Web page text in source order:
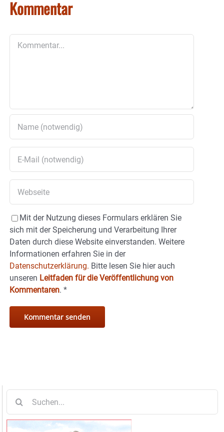
Kommentar
Mit der Nutzung dieses Formulars erklären Sie
sich mit der Speicherung und Verarbeitung Ihrer
Daten durch diese Website einverstanden. Weitere
Informationen erfahren Sie in der
Datenschutzerklärung. Bitte lesen Sie hier auch
unseren Leitfaden für die Veröffentlichung von
Kommentaren. *
nach: